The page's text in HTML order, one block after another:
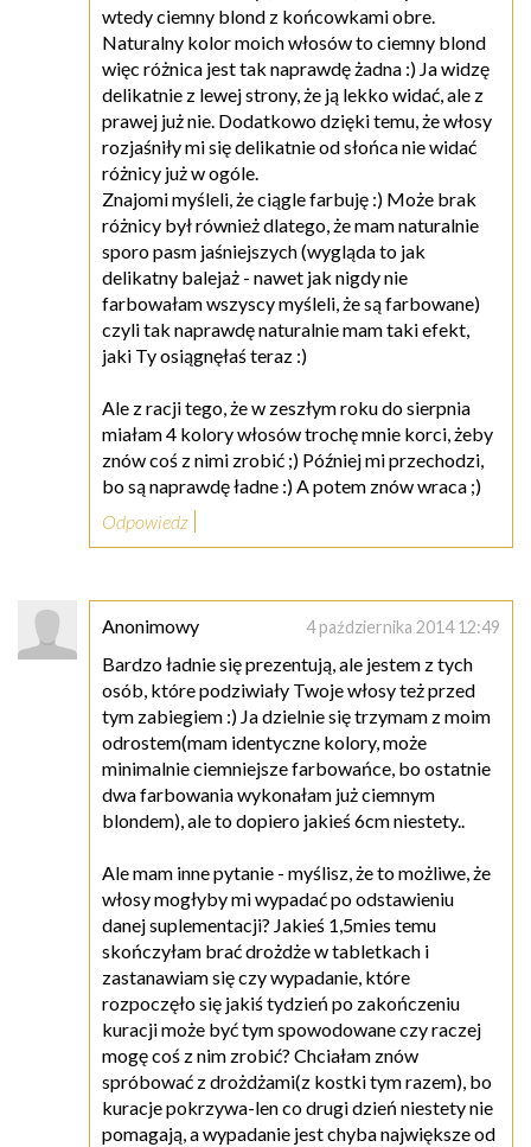
wtedy ciemny blond z końcowkami obre.
Naturalny kolor moich włosów to ciemny blond
więc różnica jest tak naprawdę żadna :) Ja widzę
delikatnie z lewej strony, że ją lekko widać, ale z
prawej już nie. Dodatkowo dzięki temu, że włosy
rozjaśniły mi się delikatnie od słońca nie widać
różnicy już w ogóle.
Znajomi myśleli, że ciągle farbuję :) Może brak
różnicy był również dlatego, że mam naturalnie
sporo pasm jaśniejszych (wygląda to jak
delikatny balejaż - nawet jak nigdy nie
farbowałam wszyscy myśleli, że są farbowane)
czyli tak naprawdę naturalnie mam taki efekt,
jaki Ty osiągnęłaś teraz :)
Ale z racji tego, że w zeszłym roku do sierpnia
miałam 4 kolory włosów trochę mnie korci, żeby
znów coś z nimi zrobić ;) Później mi przechodzi,
bo są naprawdę ładne :) A potem znów wraca ;)
Odpowiedz
Anonimowy 4 października 2014 12:49
Bardzo ładnie się prezentują, ale jestem z tych
osób, które podziwiały Twoje włosy też przed
tym zabiegiem :) Ja dzielnie się trzymam z moim
odrostem(mam identyczne kolory, może
minimalnie ciemniejsze farbowańce, bo ostatnie
dwa farbowania wykonałam już ciemnym
blondem), ale to dopiero jakieś 6cm niestety..
Ale mam inne pytanie - myślisz, że to możliwe, że
włosy mogłyby mi wypadać po odstawieniu
danej suplementacji? Jakieś 1,5mies temu
skończyłam brać drożdże w tabletkach i
zastanawiam się czy wypadanie, które
rozpoczęło się jakiś tydzień po zakończeniu
kuracji może być tym spowodowane czy raczej
mogę coś z nim zrobić? Chciałam znów
spróbować z drożdżami(z kostki tym razem), bo
kuracje pokrzywa-len co drugi dzień niestety nie
pomagają, a wypadanie jest chyba największe od